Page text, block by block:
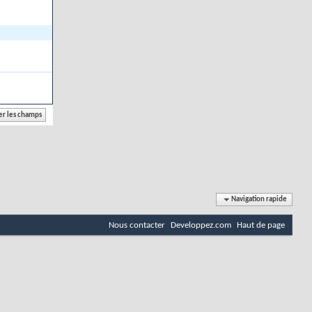
Navigation rapide
Nous contacter Developpez.com Haut de page